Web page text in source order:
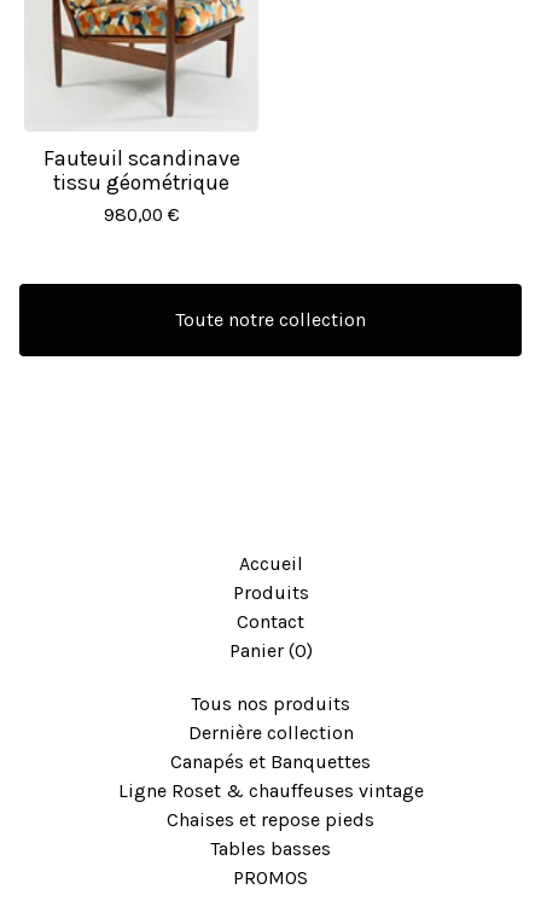
Fauteuil scandinave
tissu géométrique
980,00 €
Toute notre collection
Accueil
Produits
Contact
Panier (0)
Tous nos produits
Dernière collection
Canapés et Banquettes
Ligne Roset & chauffeuses vintage
Chaises et repose pieds
Tables basses
PROMOS